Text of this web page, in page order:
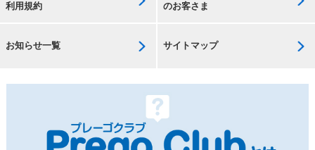
利用規約
のお客さま
お知らせ一覧 サイトマップ